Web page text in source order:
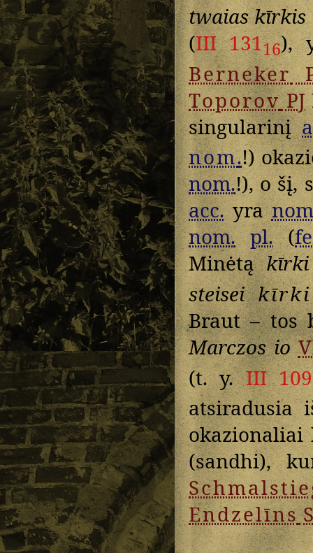
twaias kīrkis
(III 13116),
Berneker
ToporovPJ
singularinį
nom.!)
nom.!), o šį,
acc.yra
nom. pl.(
Minėtąkīrki
steisei kīrki
Braut – tos
Marczos io
(t. y.III 109
atsiradusia
(sandhi),
Endzelīns